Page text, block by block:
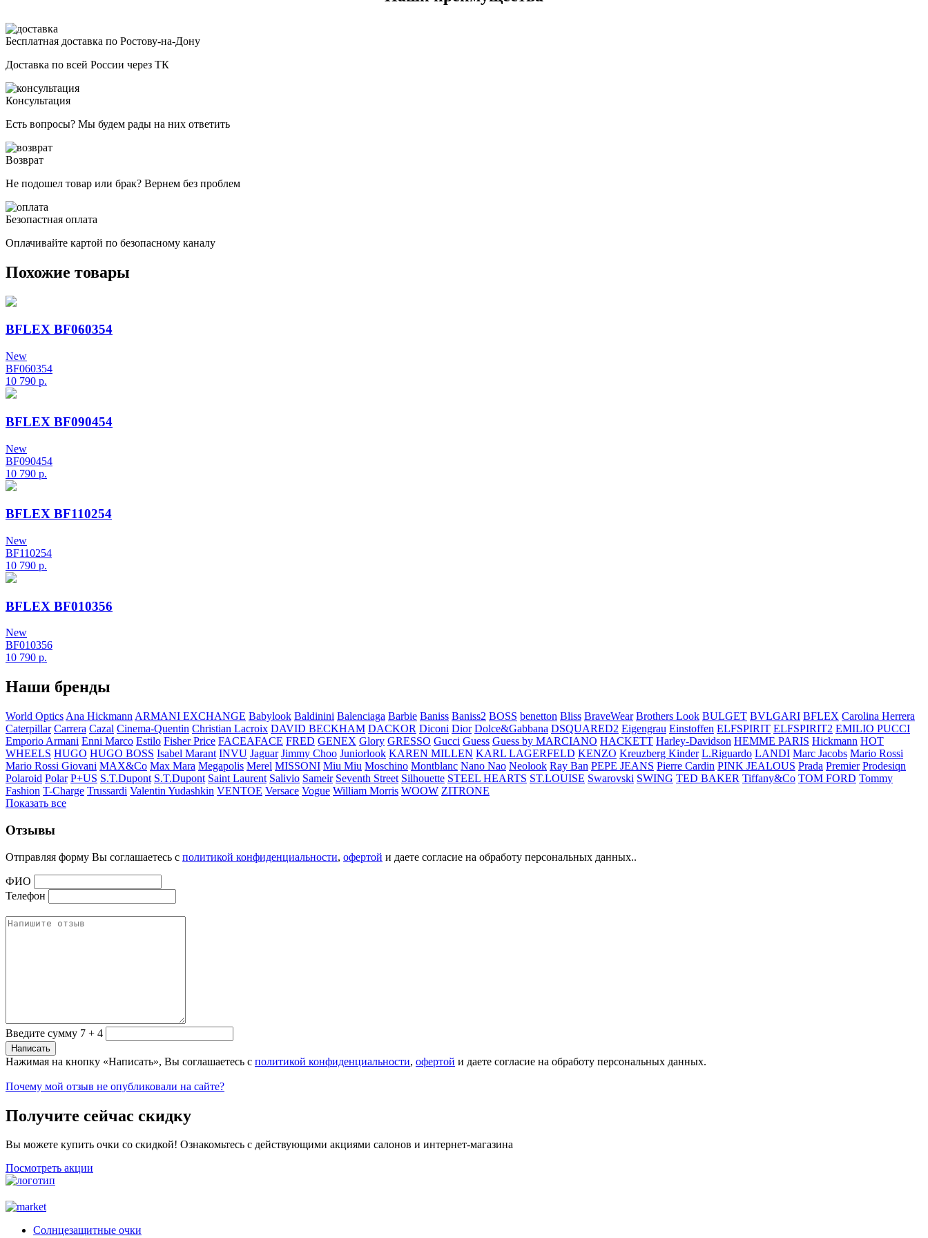
Бесплатная доставка по Ростову-на-Дону
Доставка по всей России через ТК
Консультация
Есть вопросы? Мы будем рады на них ответить
Возврат
Не подошел товар или брак? Вернем без проблем
Безопастная оплата
Оплачивайте картой по безопасному каналу
Похожие товары
BFLEX BF060354
New
BF060354
10 790 р.
BFLEX BF090454
New
BF090454
10 790 р.
BFLEX BF110254
New
BF110254
10 790 р.
BFLEX BF010356
New
BF010356
10 790 р.
Наши бренды
World Optics Ana Hickmann ARMANI EXCHANGE Babylook Baldinini Balenciaga Barbie Baniss Baniss2 BOSS benetton Bliss BraveWear Brothers Look BULGET BVLGARI BFLEX Carolina Herrera
Caterpillar Carrera Cazal Cinema-Quentin Christian Lacroix DAVID BECKHAM DACKOR Diconi Dior Dolce&Gabbana DSQUARED2 Eigengrau Einstoffen ELFSPIRIT ELFSPIRIT2 EMILIO PUCCI
Emporio Armani Enni Marco Estilo Fisher Price FACEAFACE FRED GENEX Glory GRESSO Gucci Guess Guess by MARCIANO HACKETT Harley-Davidson HEMME PARIS Hickmann HOT
WHEELS HUGO HUGO BOSS Isabel Marant INVU Jaguar Jimmy Choo Juniorlook KAREN MILLEN KARL LAGERFELD KENZO Kreuzberg Kinder L.Riguardo LANDI Marc Jacobs Mario Rossi
Mario Rossi Giovani MAX&Co Max Mara Megapolis Merel MISSONI Miu Miu Moschino Montblanc Nano Nao Neolook Ray Ban PEPE JEANS Pierre Cardin PINK JEALOUS Prada Premier Prodesiqn
Polaroid Polar P+US S.T.Dupont S.T.Dupont Saint Laurent Salivio Sameir Seventh Street Silhouette STEEL HEARTS ST.LOUISE Swarovski SWING TED BAKER Tiffany&Co TOM FORD Tommy
Fashion T-Charge Trussardi Valentin Yudashkin VENTOE Versace Vogue William Morris WOOW ZITRONE
Показать все
Отзывы
Отправляя форму Вы соглашаетесь с политикой конфиденциальности, офертой и даете согласие на обработу персональных данных..
ФИО
Телефон
Введите сумму 7 + 4
Нажимая на кнопку «Написать», Вы соглашаетесь с политикой конфиденциальности, офертой и даете согласие на обработу персональных данных.
Почему мой отзыв не опубликовали на сайте?
Получите сейчас скидку
Вы можете купить очки со скидкой! Ознакомьтесь с действующими акциями салонов и интернет-магазина
Посмотреть акции
Солнцезащитные очки